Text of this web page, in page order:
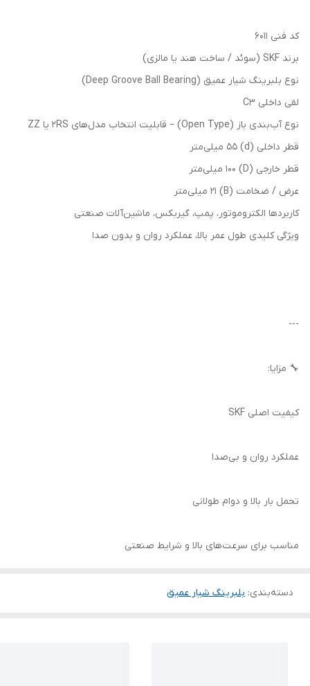
کد فنی 6011
برند SKF (سوئد / ساخت هند یا مالزی)
نوع بلبرینگ شیار عمیق (Deep Groove Ball Bearing)
لقی داخلی C3
نوع آب‌بندی باز (Open Type) – قابلیت انتخاب مدل‌های 2RS یا ZZ
قطر داخلی (d) 55 میلی‌متر
قطر خارجی (D) 100 میلی‌متر
عرض / ضخامت (B) 21 میلی‌متر
کاربردها الکتروموتور، پمپ، گیربکس، ماشین‌آلات صنعتی
ویژگی کلیدی طول عمر بالا، عملکرد روان و بدون صدا
---
🔧 مزایا:
کیفیت اصلی SKF
عملکرد روان و بی‌صدا
تحمل بار بالا و دوام طولانی
مناسب برای سرعت‌های بالا و شرایط صنعتی
دسته‌بندی: بلبرینگ شیار عمیق